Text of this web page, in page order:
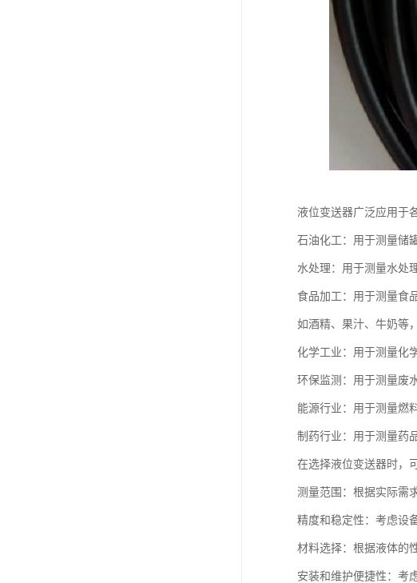
液位变送器广泛应用于
石油化工：用于测量储
水处理：用于测量水处
食品加工：用于测量食
如酒精、果汁、牛奶等
化学工业：用于测量化
环保监测：用于测量废
能源行业：用于测量燃
制药行业：用于测量药
在选择液位变送器时，
测量范围：根据实际需
精度和稳定性：考虑设
材料选择：根据液体的
安装和维护便捷性：考